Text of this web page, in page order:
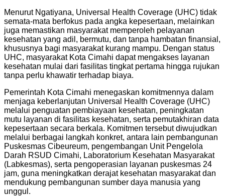
Menurut Ngatiyana, Universal Health Coverage (UHC) tidak
semata-mata berfokus pada angka kepesertaan, melainkan
juga memastikan masyarakat memperoleh pelayanan
kesehatan yang adil, bermutu, dan tanpa hambatan finansial,
khususnya bagi masyarakat kurang mampu. Dengan status
UHC, masyarakat Kota Cimahi dapat mengakses layanan
kesehatan mulai dari fasilitas tingkat pertama hingga rujukan
tanpa perlu khawatir terhadap biaya.
Pemerintah Kota Cimahi menegaskan komitmennya dalam
menjaga keberlanjutan Universal Health Coverage (UHC)
melalui penguatan pembiayaan kesehatan, peningkatan
mutu layanan di fasilitas kesehatan, serta pemutakhiran data
kepesertaan secara berkala. Komitmen tersebut diwujudkan
melalui berbagai langkah konkret, antara lain pembangunan
Puskesmas Cibeureum, pengembangan Unit Pengelola
Darah RSUD Cimahi, Laboratorium Kesehatan Masyarakat
(Labkesmas), serta pengoperasian layanan puskesmas 24
jam, guna meningkatkan derajat kesehatan masyarakat dan
mendukung pembangunan sumber daya manusia yang
unggul.